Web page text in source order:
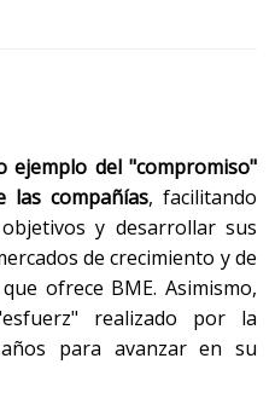
ejemplo del "compromiso"
las compañías, facilitando
y desarrollar sus
de crecimiento y de
ofrece BME. Asimismo,
realizado por la
para avanzar en su